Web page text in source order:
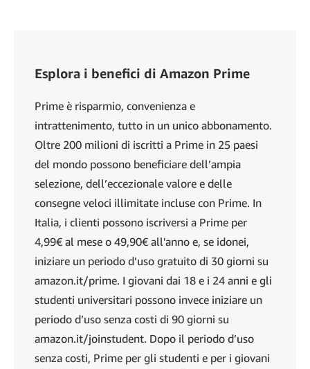
Esplora i benefici di Amazon Prime
Prime è risparmio, convenienza e
intrattenimento, tutto in un unico abbonamento.
Oltre 200 milioni di iscritti a Prime in 25 paesi
del mondo possono beneficiare dell’ampia
selezione, dell’eccezionale valore e delle
consegne veloci illimitate incluse con Prime. In
Italia, i clienti possono iscriversi a Prime per
4,99€ al mese o 49,90€ all'anno e, se idonei,
iniziare un periodo d’uso gratuito di 30 giorni su
amazon.it/prime. I giovani dai 18 e i 24 anni e gli
studenti universitari possono invece iniziare un
periodo d’uso senza costi di 90 giorni su
amazon.it/joinstudent. Dopo il periodo d’uso
senza costi, Prime per gli studenti e per i giovani